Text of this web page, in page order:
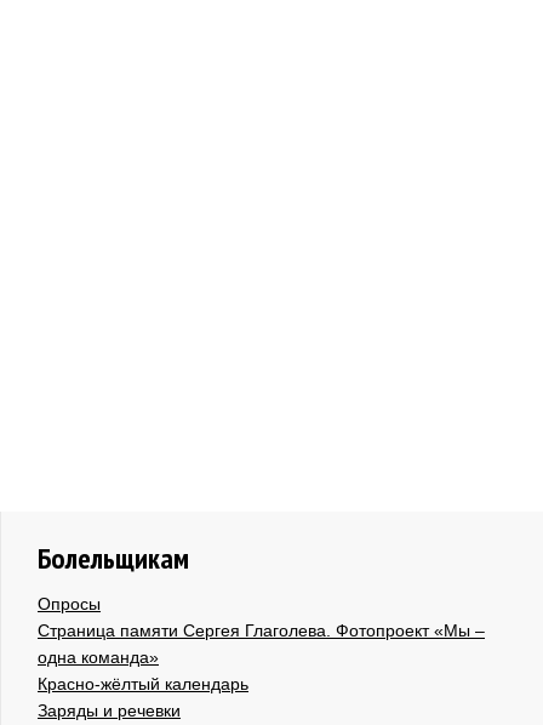
Болельщикам
Опросы
Страница памяти Сергея Глаголева. Фотопроект «Мы –
одна команда»
Красно-жёлтый календарь
Заряды и речевки